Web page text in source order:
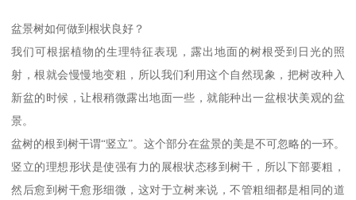
盆景树如何做到根状良好？
我们可根据植物的生理特征表现，露出地面的树根受到日光的照
射，根就会慢慢地变粗，所以我们利用这个自然现象，把树改种入
新盆的时候，让根稍微露出地面一些，就能种出一盆根状美观的盆
景。
盆树的根到树干谓“竖立”。这个部分在盆景的美是不可忽略的一环。
竖立的理想形状是使强有力的展根状态移到树干，所以下部要粗，
然后愈到树干愈形细微，这对于立树来说，不管粗细都是相同的道